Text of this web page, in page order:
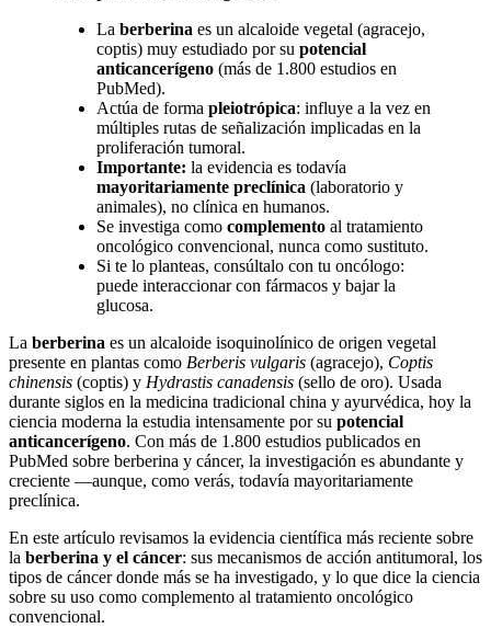
La berberina es un alcaloide vegetal (agracejo,
coptis) muy estudiado por su potencial
anticancerígeno (más de 1.800 estudios en
PubMed).
Actúa de forma pleiotrópica: influye a la vez en
múltiples rutas de señalización implicadas en la
proliferación tumoral.
Importante: la evidencia es todavía
mayoritariamente preclínica (laboratorio y
animales), no clínica en humanos.
Se investiga como complemento al tratamiento
oncológico convencional, nunca como sustituto.
Si te lo planteas, consúltalo con tu oncólogo:
puede interaccionar con fármacos y bajar la
glucosa.
La berberina es un alcaloide isoquinolínico de origen vegetal
presente en plantas como Berberis vulgaris (agracejo), Coptis
chinensis (coptis) y Hydrastis canadensis (sello de oro). Usada
durante siglos en la medicina tradicional china y ayurvédica, hoy la
ciencia moderna la estudia intensamente por su potencial
anticancerígeno. Con más de 1.800 estudios publicados en
PubMed sobre berberina y cáncer, la investigación es abundante y
creciente —aunque, como verás, todavía mayoritariamente
preclínica.
En este artículo revisamos la evidencia científica más reciente sobre
la berberina y el cáncer: sus mecanismos de acción antitumoral, los
tipos de cáncer donde más se ha investigado, y lo que dice la ciencia
sobre su uso como complemento al tratamiento oncológico
convencional.